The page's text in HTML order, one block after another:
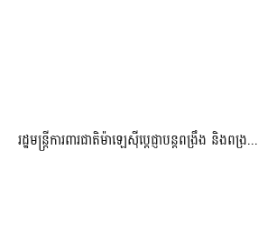
រដ្ឋមន្ត្រីការពារជាតិម៉ាឡេស៊ីប្ដេជ្ញាបន្តពង្រឹង និងពង្រ...